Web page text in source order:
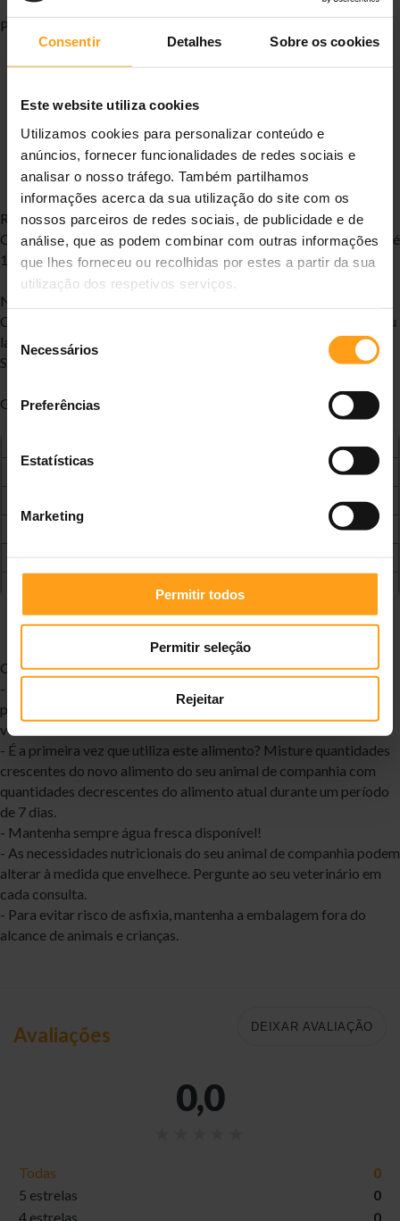
Consentir Detalhes Sobre os cookies
Este website utiliza cookies
Utilizamos cookies para personalizar conteúdo e
anúncios, fornecer funcionalidades de redes sociais e
analisar o nosso tráfego. Também partilhamos
informações acerca da sua utilização do site com os
nossos parceiros de redes sociais, de publicidade e de
análise, que as podem combinar com outras informações
que lhes forneceu ou recolhidas por estes a partir da sua
utilização dos respetivos serviços.
Seleção
Necessários
Preferências
Estatísticas
Marketing
Permitir todos
Permitir seleção
Rejeitar
Principais Benefícios:
Uma poderosa fórmula de antioxidantes para apoiar o
Ingredientes de fácil digestão para apoiar uma digestão
saudável
Recomendado para:
Cães adultos maturos com 7 ou mais anos de idade, que pesem até
10kg quando adultos.
Não recomendado para:
Cachorros, cadelas gestantes ou lactantes. Durante a gestação ou
lactação, o alimento das cadelas deve ser alterado para Hill's
Science Plan Puppy & Mother mousse.
Guia Alimentação:
Conselhos Úteis:
- Ajuste as quantidades de alimento, conforme seja necessário,
para manter o peso ideal. Se não tem a certeza, pergunte ao seu
veterinário.
- É a primeira vez que utiliza este alimento? Misture quantidades
crescentes do novo alimento do seu animal de companhia com
quantidades decrescentes do alimento atual durante um período
de 7 dias.
- Mantenha sempre água fresca disponível!
- As necessidades nutricionais do seu animal de companhia podem
alterar à medida que envelhece. Pergunte ao seu veterinário em
cada consulta.
- Para evitar risco de asfixia, mantenha a embalagem fora do
alcance de animais e crianças.
Avaliações DEIXAR AVALIAÇÃO
0,0
Todas
0
5 estrelas
0
4 estrelas
0